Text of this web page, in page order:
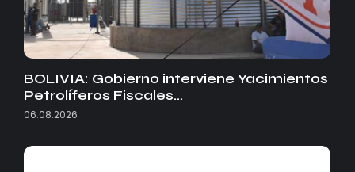
BOLIVIA: Gobierno interviene Yacimientos
Petrolíferos Fiscales…
06.08.2026